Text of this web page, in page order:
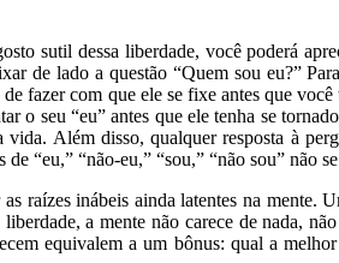
sutil dessa liberdade, você poderá
de lado a questão “Quem sou eu?”
fazer com que ele se fixe antes que
o seu “eu” antes que ele tenha se
Além disso, qualquer resposta à
“eu,” “não-eu,” “sou,” “não sou” não
raízes inábeis ainda latentes na
a mente não carece de nada,
equivalem a um bônus: qual a